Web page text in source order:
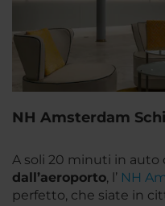
NH Amsterdam
A soli 20 minuti in auto
dall’aeroporto, l’ NH
perfetto, che siate in